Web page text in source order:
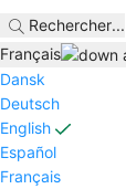
Rechercher...
Français
Dansk
Deutsch
English
Español
Français